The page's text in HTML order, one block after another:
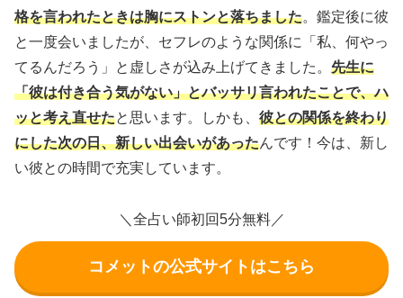
格を言われたときは胸にストンと落ちました。鑑定後に彼
と一度会いましたが、セフレのような関係に「私、何やっ
てるんだろう」と虚しさが込み上げてきました。 先生に
「彼は付き合う気がない」とバッサリ言われたことで、ハ
ッと考え直せたと思います。しかも、 彼との関係を終わり
にした次の日、新しい出会いがあったんです！今は、新し
い彼との時間で充実しています。
＼全占い師初回5分無料／
コメットの公式サイトはこちら